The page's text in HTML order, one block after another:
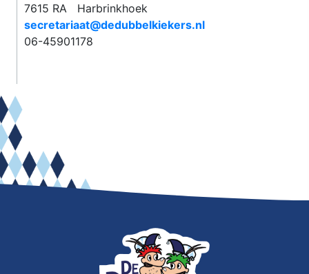
7615 RA Harbrinkhoek
secretariaat@dedubbelkiekers.nl
06-45901178